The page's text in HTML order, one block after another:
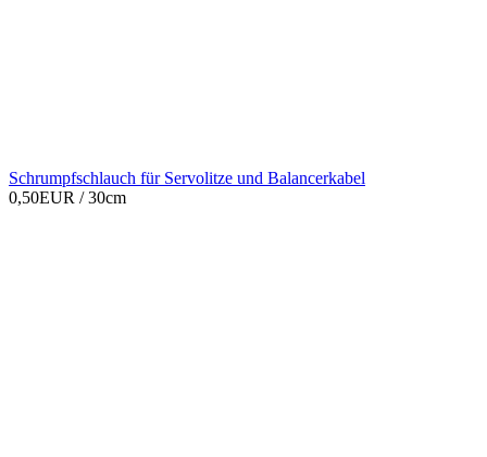
Schrumpfschlauch für Servolitze und Balancerkabel
0,50EUR / 30cm